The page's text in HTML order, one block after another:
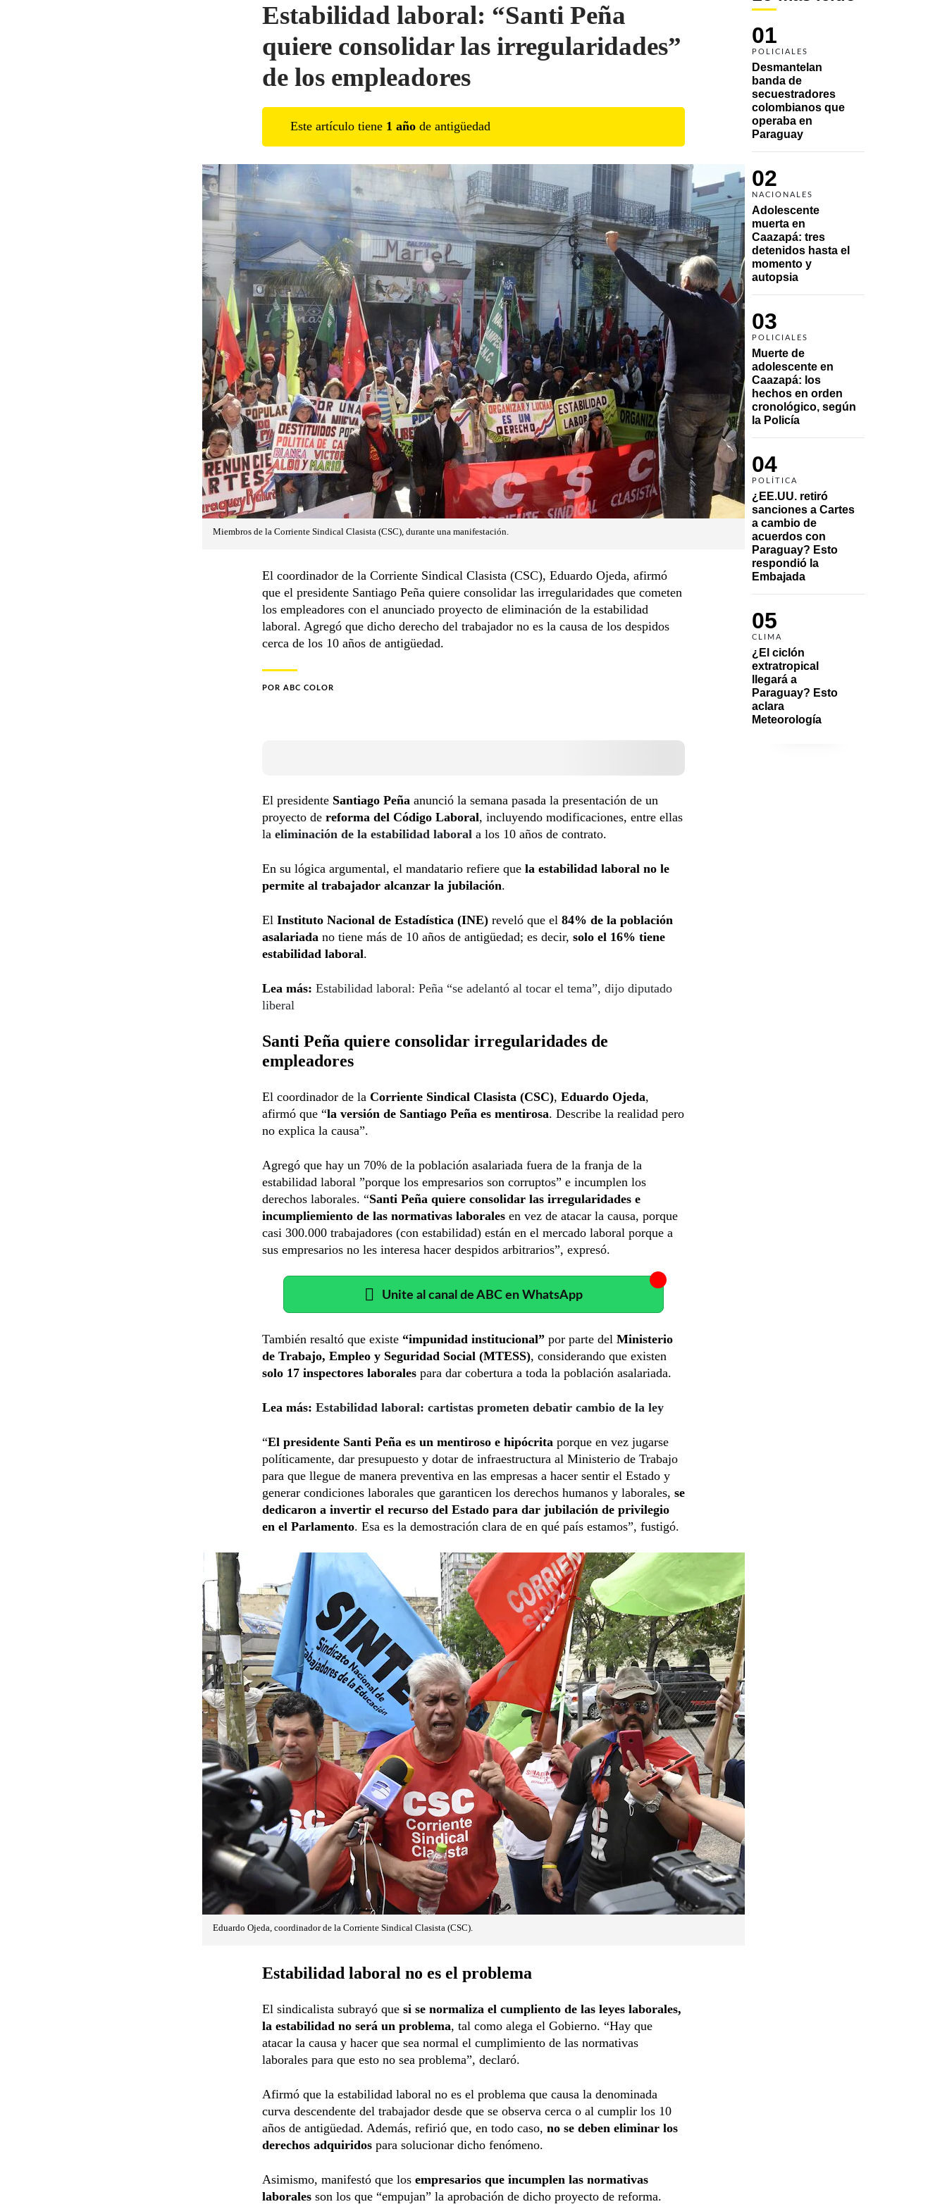
01
POLICIALES
Desmantelan
banda de
secuestradores
colombianos que
operaba en
Paraguay
02
NACIONALES
Adolescente
muerta en
Caazapá: tres
detenidos hasta el
momento y
autopsia
03
POLICIALES
Muerte de
adolescente en
Caazapá: los
hechos en orden
cronológico, según
la Policía
04
POLÍTICA
¿EE.UU. retiró
sanciones a Cartes
a cambio de
acuerdos con
Paraguay? Esto
respondió la
Embajada
05
CLIMA
¿El ciclón
extratropical
llegará a
Paraguay? Esto
aclara
Meteorología
Estabilidad laboral: “Santi Peña
quiere consolidar las irregularidades”
de los empleadores
Este artículo tiene 1 año de antigüedad
Miembros de la Corriente Sindical Clasista (CSC), durante una manifestación.
El coordinador de la Corriente Sindical Clasista (CSC), Eduardo Ojeda, afirmó
que el presidente Santiago Peña quiere consolidar las irregularidades que cometen
los empleadores con el anunciado proyecto de eliminación de la estabilidad
laboral. Agregó que dicho derecho del trabajador no es la causa de los despidos
cerca de los 10 años de antigüedad.
POR ABC COLOR
El presidente Santiago Peña anunció la semana pasada la presentación de un
proyecto de reforma del Código Laboral, incluyendo modificaciones, entre ellas
la eliminación de la estabilidad laboral a los 10 años de contrato.
En su lógica argumental, el mandatario refiere que la estabilidad laboral no le
permite al trabajador alcanzar la jubilación.
El Instituto Nacional de Estadística (INE) reveló que el 84% de la población
asalariada no tiene más de 10 años de antigüedad; es decir, solo el 16% tiene
estabilidad laboral.
Lea más: Estabilidad laboral: Peña “se adelantó al tocar el tema”, dijo diputado
liberal
Santi Peña quiere consolidar irregularidades de
empleadores
El coordinador de la Corriente Sindical Clasista (CSC), Eduardo Ojeda,
afirmó que “la versión de Santiago Peña es mentirosa. Describe la realidad pero
no explica la causa”.
Agregó que hay un 70% de la población asalariada fuera de la franja de la
estabilidad laboral ”porque los empresarios son corruptos” e incumplen los
derechos laborales. “Santi Peña quiere consolidar las irregularidades e
incumpliemiento de las normativas laborales en vez de atacar la causa, porque
casi 300.000 trabajadores (con estabilidad) están en el mercado laboral porque a
sus empresarios no les interesa hacer despidos arbitrarios”, expresó.
Unite al canal de ABC en WhatsApp
También resaltó que existe “impunidad institucional” por parte del Ministerio
de Trabajo, Empleo y Seguridad Social (MTESS), considerando que existen
solo 17 inspectores laborales para dar cobertura a toda la población asalariada.
Lea más: Estabilidad laboral: cartistas prometen debatir cambio de la ley
“El presidente Santi Peña es un mentiroso e hipócrita porque en vez jugarse
políticamente, dar presupuesto y dotar de infraestructura al Ministerio de Trabajo
para que llegue de manera preventiva en las empresas a hacer sentir el Estado y
generar condiciones laborales que garanticen los derechos humanos y laborales, se
dedicaron a invertir el recurso del Estado para dar jubilación de privilegio
en el Parlamento. Esa es la demostración clara de en qué país estamos”, fustigó.
Eduardo Ojeda, coordinador de la Corriente Sindical Clasista (CSC).
Estabilidad laboral no es el problema
El sindicalista subrayó que si se normaliza el cumpliento de las leyes laborales,
la estabilidad no será un problema, tal como alega el Gobierno. “Hay que
atacar la causa y hacer que sea normal el cumplimiento de las normativas
laborales para que esto no sea problema”, declaró.
Afirmó que la estabilidad laboral no es el problema que causa la denominada
curva descendente del trabajador desde que se observa cerca o al cumplir los 10
años de antigüedad. Además, refirió que, en todo caso, no se deben eliminar los
derechos adquiridos para solucionar dicho fenómeno.
Asimismo, manifestó que los empresarios que incumplen las normativas
laborales son los que “empujan” la aprobación de dicho proyecto de reforma.